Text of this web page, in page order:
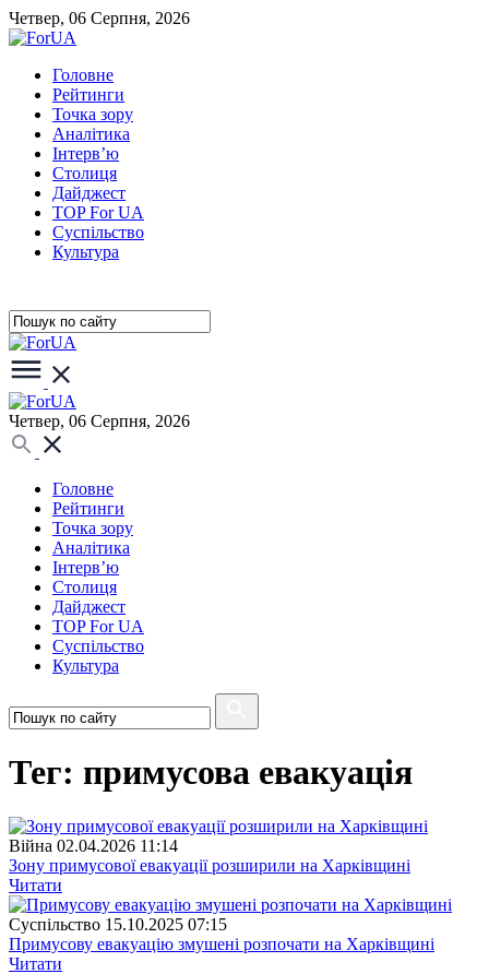
Четвер, 06 Серпня, 2026
Головне
Рейтинги
Точка зору
Аналітика
Інтерв’ю
Столиця
Дайджест
TOP For UA
Суспiльство
Культура
Четвер, 06 Серпня, 2026
Головне
Рейтинги
Точка зору
Аналітика
Інтерв’ю
Столиця
Дайджест
TOP For UA
Суспiльство
Культура
Тег: примусова евакуація
Війна 02.04.2026 11:14
Зону примусової евакуації розширили на Харківщині
Читати
Суспiльство 15.10.2025 07:15
Примусову евакуацію змушені розпочати на Харківщині
Читати